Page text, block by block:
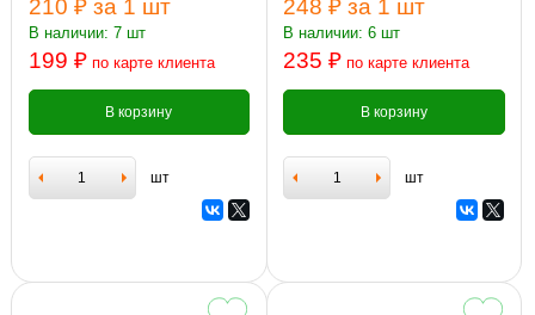
210 ₽ за 1 шт
В наличии: 7 шт
199 ₽ по карте клиента
В корзину
шт
248 ₽ за 1 шт
В наличии: 6 шт
235 ₽ по карте клиента
В корзину
шт